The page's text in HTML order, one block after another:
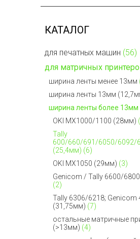
КАТАЛОГ
для печатных машин (56)
для матричных
ширина ленты менее 13мм
ширина ленты 13мм
ширина ленты более 13мм
OKI MX1000/1100 (28мм)
Tally
600/660/691/6050/6092/
(25,4мм) (6)
OKI MX1050 (29мм) (3)
Genicom / Tally 6600/
(2)
Tally 6306/6218; Genicom
(31,75мм) (7)
остальные матричные
(>13мм) (4)